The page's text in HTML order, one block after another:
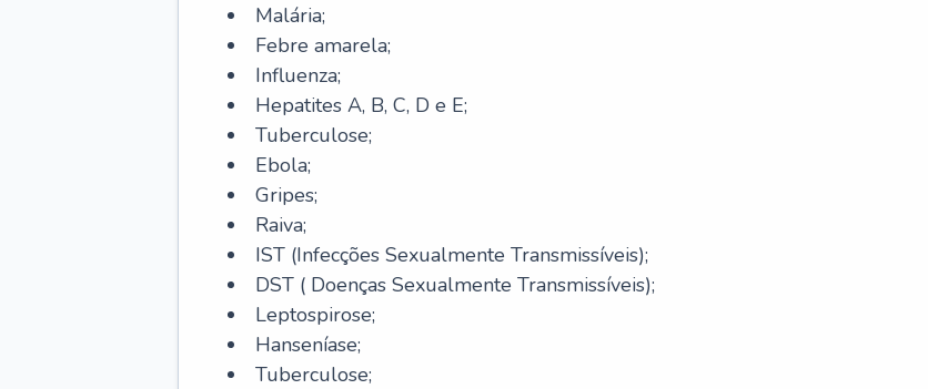
Malária;
Febre amarela;
Influenza;
Hepatites A, B, C, D e E;
Tuberculose;
Ebola;
Gripes;
Raiva;
IST (Infecções Sexualmente Transmissíveis);
DST ( Doenças Sexualmente Transmissíveis);
Leptospirose;
Hanseníase;
Tuberculose;